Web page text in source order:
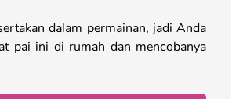
dalam permainan, jadi Anda
pai ini di rumah dan mencobanya